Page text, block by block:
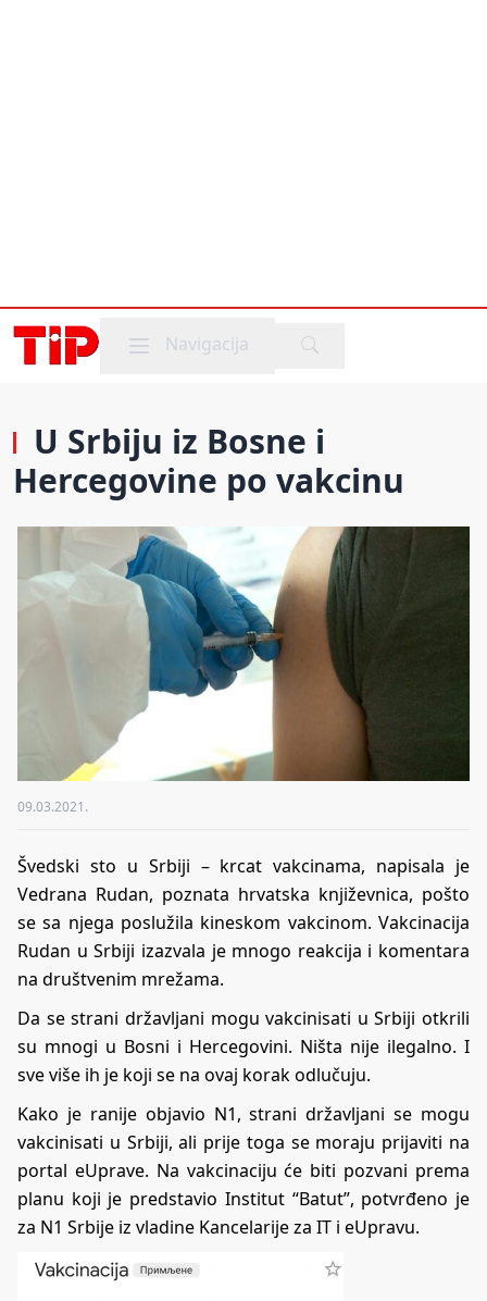
Mobile menu
Navigacija
U Srbiju iz Bosne i
Hercegovine po vakcinu
09.03.2021.
Švedski sto u Srbiji – krcat vakcinama, napisala je
Vedrana Rudan, poznata hrvatska književnica, pošto
se sa njega poslužila kineskom vakcinom. Vakcinacija
Rudan u Srbiji izazvala je mnogo reakcija i komentara
na društvenim mrežama.
Da se strani državljani mogu vakcinisati u Srbiji otkrili
su mnogi u Bosni i Hercegovini. Ništa nije ilegalno. I
sve više ih je koji se na ovaj korak odlučuju.
Kako je ranije objavio N1, strani državljani se mogu
vakcinisati u Srbiji, ali prije toga se moraju prijaviti na
portal eUprave. Na vakcinaciju će biti pozvani prema
planu koji je predstavio Institut “Batut”, potvrđeno je
za N1 Srbije iz vladine Kancelarije za IT i eUpravu.